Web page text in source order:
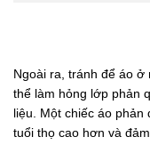
Ngoài ra, tránh để áo
thể làm hỏng lớp phản
liệu. Một chiếc áo
tuổi thọ cao hơn và